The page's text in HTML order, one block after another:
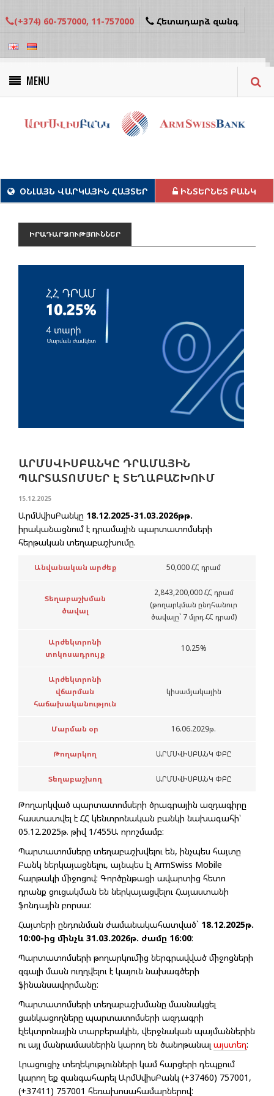
(+374) 60-757000, 11-757000 Հետադարձ զանգ
MENU
ՕՆԼԱՅՆ ՎԱՐԿԱՅԻՆ ՀԱՅՏԵՐ ԻՆՏԵՐՆԵՏ ԲԱՆԿ
ԻՐԱԴԱՐՁՈՒԹՅՈՒՆՆԵՐ
ԱՐՄՍՎԻՍԲԱՆԿԸ ԴՐԱՄԱՅԻՆ
ՊԱՐՏԱՏՈՄՍԵՐ Է ՏԵՂԱԲԱՇԽՈՒՄ
15.12.2025
ԱրմՍվիսԲանկը 18.12.2025-31.03.2026թթ.
իրականացնում է դրամային պարտատոմսերի
հերթական տեղաբաշխումը.
Անվանական արժեք 50,000 ՀՀ դրամ
Տեղաբաշխման
ծավալ
2,843,200,000 ՀՀ դրամ
(թողարկման ընդհանուր
ծավալը` 7 մլրդ ՀՀ դրամ)
Արժեկտրոնի
տոկոսադրույք
10.25%
Արժեկտրոնի
վճարման
հաճախականություն
կիսամյակային
Մարման օր 16.06.2029թ.
Թողարկող ԱՐՄՍՎԻՍԲԱՆԿ ՓԲԸ
Տեղաբաշխող ԱՐՄՍՎԻՍԲԱՆԿ ՓԲԸ
Թողարկված պարտատոմսերի ծրագրային ազդագիրը
հաստատվել է ՀՀ կենտրոնական բանկի նախագահի՝
05.12.2025թ. թիվ 1/455Ա որոշմամբ:
Պարտատոմսերը տեղաբաշխվելու են, ինչպես հայտը
Բանկ ներկայացնելու, այնպես էլ ArmSwiss Mobile
հարթակի միջոցով: Գործընթացի ավարտից հետո
դրանք ցուցակման են ներկայացվելու Հայաստանի
ֆոնդային բորսա:
Հայտերի ընդունման ժամանակահատված` 18.12.2025թ.
10:00-ից մինչև 31.03.2026թ. ժամը 16:00:
Պարտատոմսերի թողարկումից ներգրավված միջոցների
զգալի մասն ուղղվելու է կայուն նախագծերի
ֆինանսավորմանը:
Պարտատոմսերի տեղաբաշխմանը մասնակցել
ցանկացողները պարտատոմսերի ազդագրի
էլեկտրոնային տարբերակին, վերջնական պայմաններին
ու այլ մանրամասներին կարող են ծանոթանալ այստեղ:
Լրացուցիչ տեղեկությունների կամ հարցերի դեպքում
կարող եք զանգահարել ԱրմՍվիսԲանկ (+37460) 757001,
(+37411) 757001 հեռախոսահամարներով: